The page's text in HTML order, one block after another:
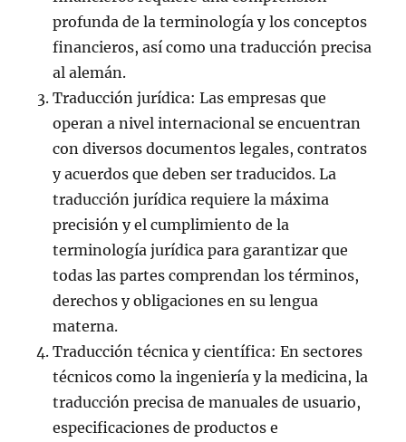
profunda de la terminología y los conceptos
financieros, así como una traducción precisa
al alemán.
Traducción jurídica: Las empresas que
operan a nivel internacional se encuentran
con diversos documentos legales, contratos
y acuerdos que deben ser traducidos. La
traducción jurídica requiere la máxima
precisión y el cumplimiento de la
terminología jurídica para garantizar que
todas las partes comprendan los términos,
derechos y obligaciones en su lengua
materna.
Traducción técnica y científica: En sectores
técnicos como la ingeniería y la medicina, la
traducción precisa de manuales de usuario,
especificaciones de productos e